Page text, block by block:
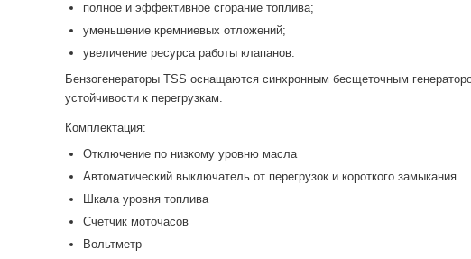
полное и эффективное сгорание топлива;
уменьшение кремниевых отложений;
увеличение ресурса работы клапанов.
Бензогенераторы TSS оснащаются синхронным беcщеточным
устойчивости к перегрузкам.
Комплектация:
Отключение по низкому уровню масла
Автоматический выключатель от перегрузок и короткого замыкания
Шкала уровня топлива
Счетчик моточасов
Вольтметр